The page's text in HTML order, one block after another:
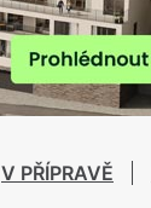
V PŘÍPRAVĚ